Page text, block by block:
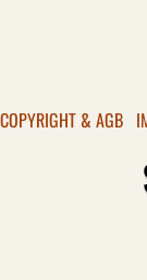
& AGB